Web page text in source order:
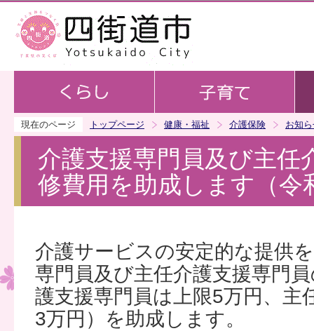
現在のページ トップページ 健康・福祉 介護保険 お知
介護支援専門員及び主任
修費用を助成します（令
介護サービスの安定的な提供
専門員及び主任介護支援専門
護支援専門員は上限5万円、主
3万円）を助成します。